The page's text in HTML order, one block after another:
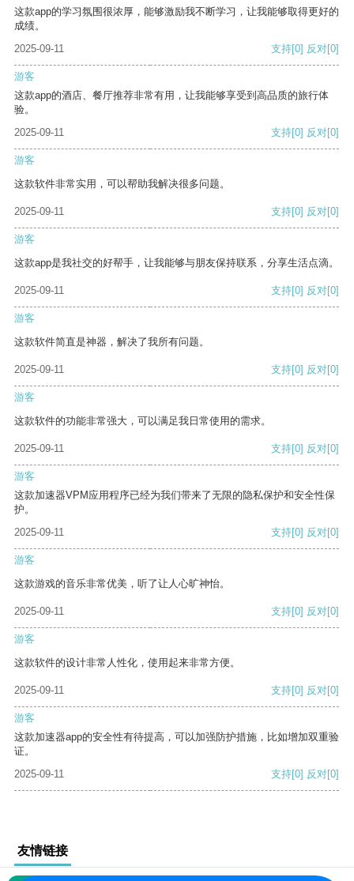
这款app的学习氛围很浓厚，能够激励我不断学习，让我能够取得更好的
成绩。
2025-09-11
支持[0] 反对[0]
游客
这款app的酒店、餐厅推荐非常有用，让我能够享受到高品质的旅行体
验。
2025-09-11
支持[0] 反对[0]
游客
这款软件非常实用，可以帮助我解决很多问题。
2025-09-11 支持[0] 反对[0]
游客
这款app是我社交的好帮手，让我能够与朋友保持联系，分享生活点滴。
2025-09-11 支持[0] 反对[0]
游客
这款软件简直是神器，解决了我所有问题。
2025-09-11 支持[0] 反对[0]
游客
这款软件的功能非常强大，可以满足我日常使用的需求。
2025-09-11 支持[0] 反对[0]
游客
这款加速器VPM应用程序已经为我们带来了无限的隐私保护和安全性保
护。
2025-09-11
支持[0] 反对[0]
游客
这款游戏的音乐非常优美，听了让人心旷神怡。
2025-09-11 支持[0] 反对[0]
游客
这款软件的设计非常人性化，使用起来非常方便。
2025-09-11 支持[0] 反对[0]
游客
这款加速器app的安全性有待提高，可以加强防护措施，比如增加双重验
证。
2025-09-11
支持[0] 反对[0]
友情链接